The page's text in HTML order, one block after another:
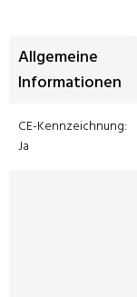
Allgemeine
Informationen
CE-Kennzeichnung:
Ja